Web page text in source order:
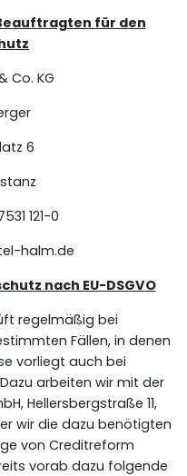
für den
Co. KG
6
121-0
halm.de
nach EU-DSGVO
regelmäßig bei
Fällen, in denen
vorliegt auch bei
arbeiten wir mit der
Hellersbergstraße 11,
wir die dazu benötigten
von Creditreform
vorab dazu folgende